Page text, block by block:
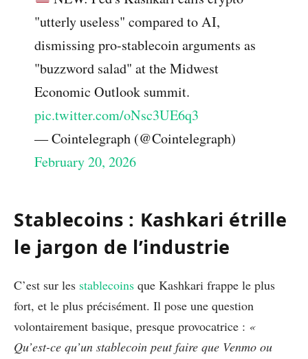
"utterly useless" compared to AI,
dismissing pro-stablecoin arguments as
"buzzword salad" at the Midwest
Economic Outlook summit.
pic.twitter.com/oNsc3UE6q3
— Cointelegraph (@Cointelegraph)
February 20, 2026
Stablecoins : Kashkari étrille
le jargon de l’industrie
C’est sur les stablecoins que Kashkari frappe le plus
fort, et le plus précisément. Il pose une question
volontairement basique, presque provocatrice : «
Qu’est-ce qu’un stablecoin peut faire que Venmo ou